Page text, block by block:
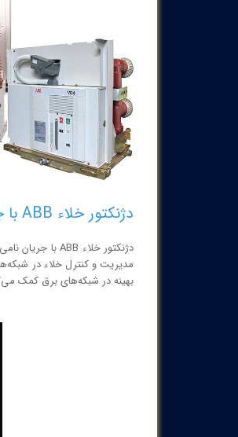
دژنکتور خلاء ABB با جریان نامی 1250 آمپر – قطع 26.3 abb-vcb-1250-26
مدیریت و کنترل خلاء در
بهینه در شبکه‌های برق کمک